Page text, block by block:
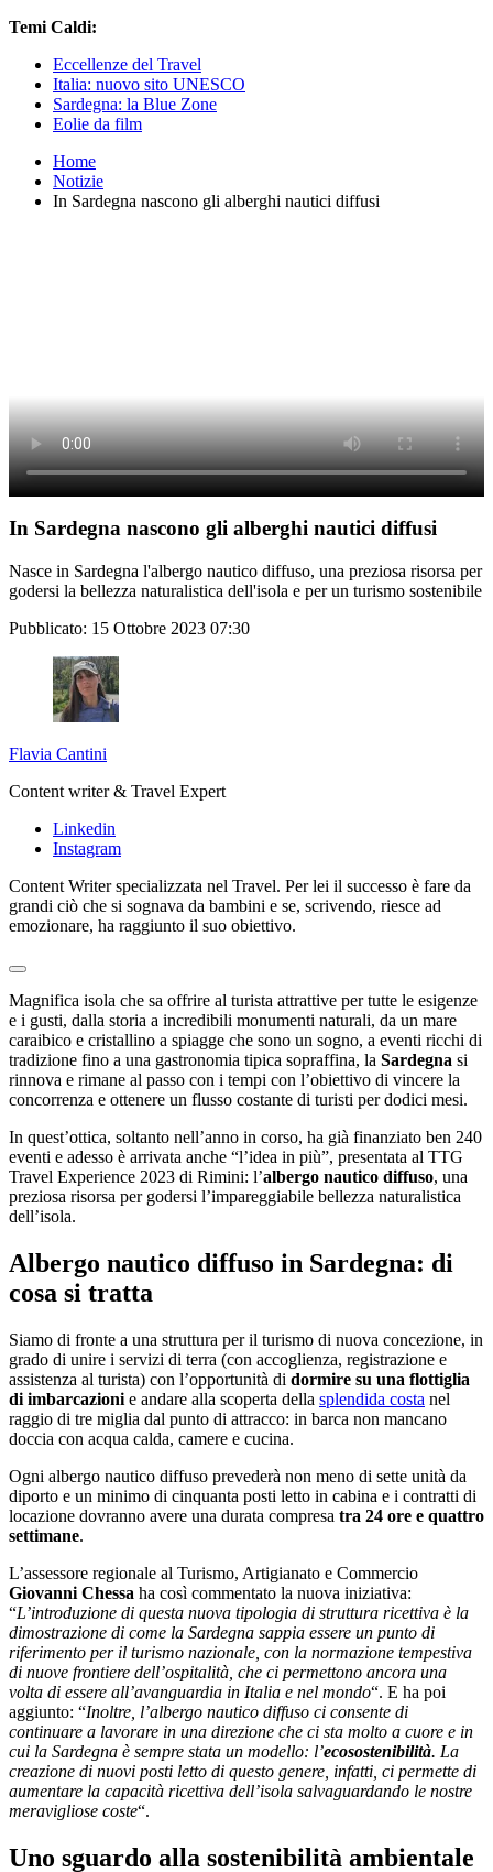
Temi Caldi:
Eccellenze del Travel
Italia: nuovo sito UNESCO
Sardegna: la Blue Zone
Eolie da film
Home
Notizie
In Sardegna nascono gli alberghi nautici diffusi
In Sardegna nascono gli alberghi nautici diffusi
Nasce in Sardegna l'albergo nautico diffuso, una preziosa risorsa per
godersi la bellezza naturalistica dell'isola e per un turismo sostenibile
Pubblicato: 15 Ottobre 2023 07:30
Flavia Cantini
Content writer & Travel Expert
Linkedin
Instagram
Content Writer specializzata nel Travel. Per lei il successo è fare da
grandi ciò che si sognava da bambini e se, scrivendo, riesce ad
emozionare, ha raggiunto il suo obiettivo.
Magnifica isola che sa offrire al turista attrattive per tutte le esigenze
e i gusti, dalla storia a incredibili monumenti naturali, da un mare
caraibico e cristallino a spiagge che sono un sogno, a eventi ricchi di
tradizione fino a una gastronomia tipica sopraffina, la Sardegna si
rinnova e rimane al passo con i tempi con l’obiettivo di vincere la
concorrenza e ottenere un flusso costante di turisti per dodici mesi.
In quest’ottica, soltanto nell’anno in corso, ha già finanziato ben 240
eventi e adesso è arrivata anche “l’idea in più”, presentata al TTG
Travel Experience 2023 di Rimini: l’albergo nautico diffuso, una
preziosa risorsa per godersi l’impareggiabile bellezza naturalistica
dell’isola.
Albergo nautico diffuso in Sardegna: di
cosa si tratta
Siamo di fronte a una struttura per il turismo di nuova concezione, in
grado di unire i servizi di terra (con accoglienza, registrazione e
assistenza al turista) con l’opportunità di dormire su una flottiglia
di imbarcazioni e andare alla scoperta della splendida costa nel
raggio di tre miglia dal punto di attracco: in barca non mancano
doccia con acqua calda, camere e cucina.
Ogni albergo nautico diffuso prevederà non meno di sette unità da
diporto e un minimo di cinquanta posti letto in cabina e i contratti di
locazione dovranno avere una durata compresa tra 24 ore e quattro
settimane.
L’assessore regionale al Turismo, Artigianato e Commercio
Giovanni Chessa ha così commentato la nuova iniziativa:
“L’introduzione di questa nuova tipologia di struttura ricettiva è la
dimostrazione di come la Sardegna sappia essere un punto di
riferimento per il turismo nazionale, con la normazione tempestiva
di nuove frontiere dell’ospitalità, che ci permettono ancora una
volta di essere all’avanguardia in Italia e nel mondo“. E ha poi
aggiunto: “Inoltre, l’albergo nautico diffuso ci consente di
continuare a lavorare in una direzione che ci sta molto a cuore e in
cui la Sardegna è sempre stata un modello: l’ecosostenibilità. La
creazione di nuovi posti letto di questo genere, infatti, ci permette di
aumentare la capacità ricettiva dell’isola salvaguardando le nostre
meravigliose coste“.
Uno sguardo alla sostenibilità ambientale